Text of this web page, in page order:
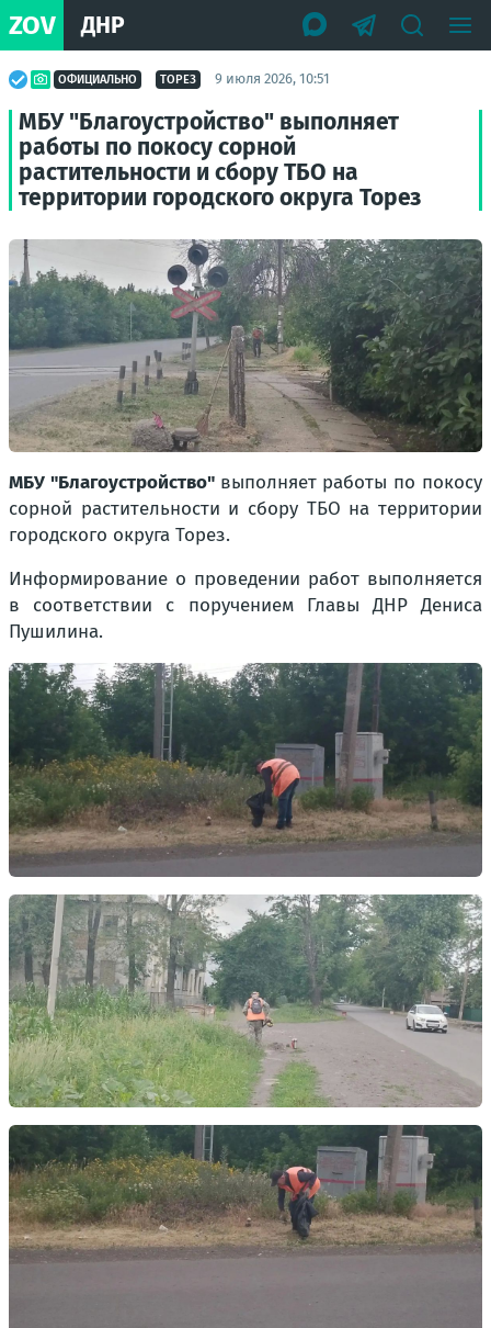
ZOV ДНР
ОФИЦИАЛЬНО ТОРЕЗ 9 июля 2026, 10:51
МБУ "Благоустройство" выполняет
работы по покосу сорной
растительности и сбору ТБО на
территории городского округа Торез
МБУ "Благоустройство" выполняет работы по покосу
сорной растительности и сбору ТБО на территории
городского округа Торез.
Информирование о проведении работ выполняется
в соответствии с поручением Главы ДНР Дениса
Пушилина.